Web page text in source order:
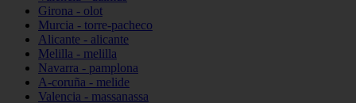
Girona - olot
Murcia - torre-pacheco
Alicante - alicante
Melilla - melilla
Navarra - pamplona
A-coruña - melide
Valencia - massanassa